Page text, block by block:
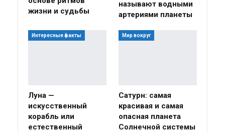
жизни и судьбы
называют водными
артериями планеты
Интересные факты
Луна —
искусственный
корабль или
естественный
Мир вокруг
Сатурн: самая
красивая и самая
опасная планета
Солнечной системы